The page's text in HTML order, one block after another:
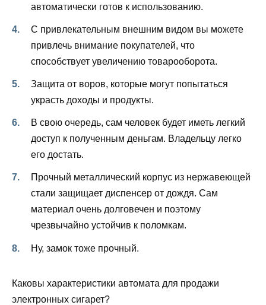
автоматически готов к использованию.
С привлекательным внешним видом вы можете
привлечь внимание покупателей, что
способствует увеличению товарооборота.
Защита от воров, которые могут попытаться
украсть доходы и продукты.
В свою очередь, сам человек будет иметь легкий
доступ к полученным деньгам. Владельцу легко
его достать.
Прочный металлический корпус из нержавеющей
стали защищает диспенсер от дождя. Сам
материал очень долговечен и поэтому
чрезвычайно устойчив к поломкам.
Ну, замок тоже прочный.
Каковы характеристики автомата для продажи
электронных сигарет?